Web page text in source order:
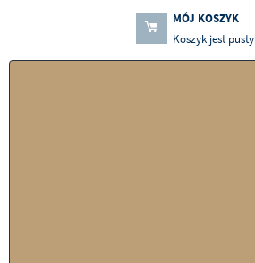
MÓJ KOSZYK
Koszyk jest pusty